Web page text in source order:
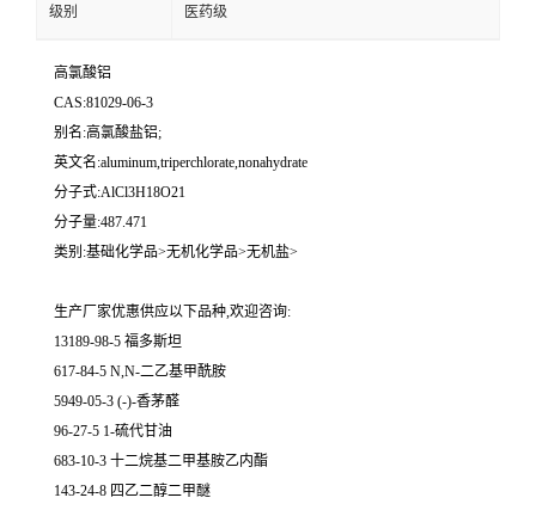
级别 医药级
高氯酸铝
CAS:81029-06-3
别名:高氯酸盐铝;
英文名:aluminum,triperchlorate,nonahydrate
分子式:AlCl3H18O21
分子量:487.471
类别:基础化学品>无机化学品>无机盐>
生产厂家优惠供应以下品种,欢迎咨询:
13189-98-5 福多斯坦
617-84-5 N,N-二乙基甲酰胺
5949-05-3 (-)-香茅醛
96-27-5 1-硫代甘油
683-10-3 十二烷基二甲基胺乙内酯
143-24-8 四乙二醇二甲醚